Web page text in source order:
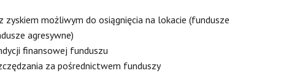
możliwym do osiągnięcia na lokacie (fundusze
agresywne)
finansowej funduszu
za pośrednictwem funduszy